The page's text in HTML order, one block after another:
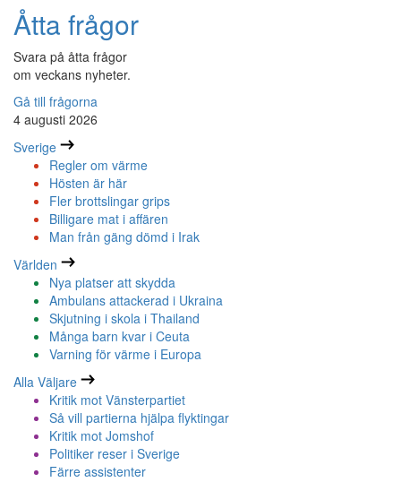
Åtta frågor
Svara på åtta frågor
om veckans nyheter.
Gå till frågorna
4 augusti 2026
Sverige
Regler om värme
Hösten är här
Fler brottslingar grips
Billigare mat i affären
Man från gäng dömd i Irak
Världen
Nya platser att skydda
Ambulans attackerad i Ukraina
Skjutning i skola i Thailand
Många barn kvar i Ceuta
Varning för värme i Europa
Alla Väljare
Kritik mot Vänsterpartiet
Så vill partierna hjälpa flyktingar
Kritik mot Jomshof
Politiker reser i Sverige
Färre assistenter